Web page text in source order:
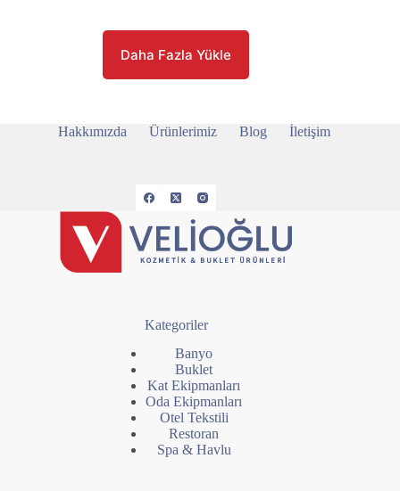
Daha Fazla Yükle
Hakkımızda Ürünlerimiz Blog İletişim
Kategoriler
Banyo
Buklet
Kat Ekipmanları
Oda Ekipmanları
Otel Tekstili
Restoran
Spa & Havlu